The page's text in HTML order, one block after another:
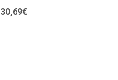
30,69€